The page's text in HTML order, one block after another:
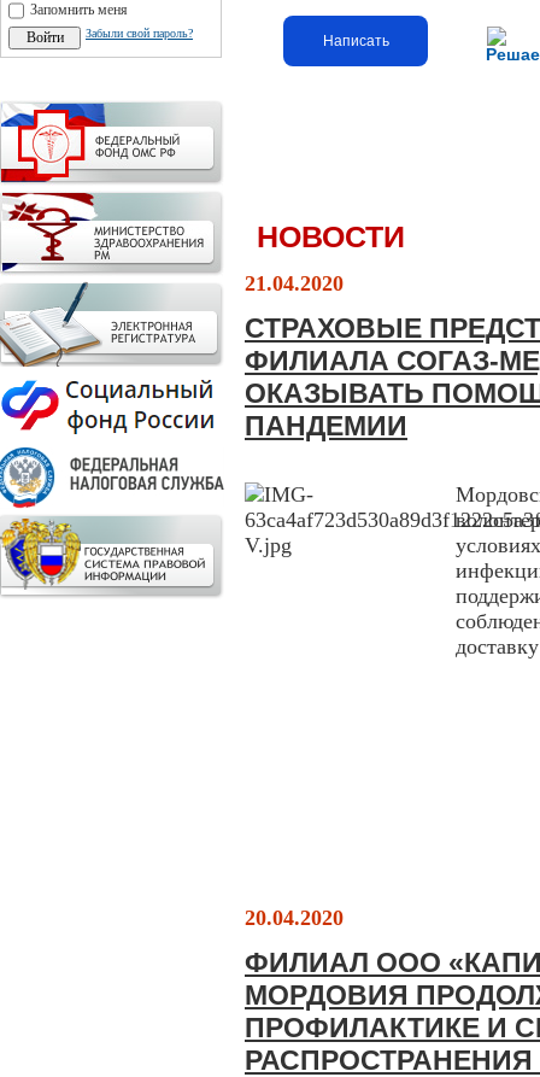
Запомнить меня
Забыли свой пароль? Написать
НОВОСТИ
21.04.2020
СТРАХОВЫЕ
ФИЛИАЛА СОГАЗ-
ОКАЗЫВАТЬ
ПАНДЕМИИ
20.04.2020
ФИЛИАЛ ООО
МОРДОВИЯ
ПРОФИЛАКТИКЕ И
РАСПРОСТРАНЕНИЯ